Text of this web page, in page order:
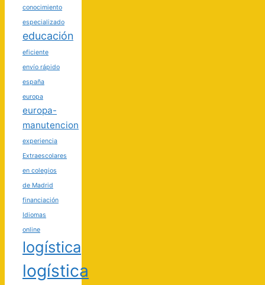
conocimiento
especializado
educación
eficiente
envío rápido
españa
europa
europa-
manutencion
experiencia
Extraescolares
en colegios
de Madrid
financiación
Idiomas
online
logística
logística